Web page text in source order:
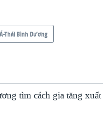
Thái Bình Dương
tìm cách gia tăng xuất